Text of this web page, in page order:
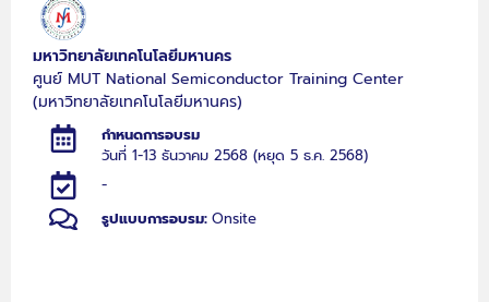
มหาวิทยาลัยเทคโนโลยีมหานคร
ศูนย์ MUT National Semiconductor Training Center
(มหาวิทยาลัยเทคโนโลยีมหานคร)
กำหนดการอบรม
วันที่ 1-13 ธันวาคม 2568 (หยุด 5 ธ.ค. 2568)
-
รูปแบบการอบรม: Onsite